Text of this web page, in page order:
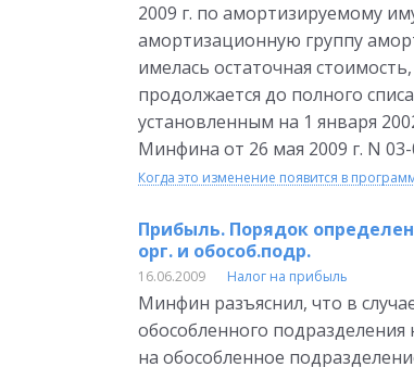
2009 г. по амортизируемому
амортизационную группу
имелась остаточная
продолжается до полного
установленным на 1 января
Минфина от 26 мая 2009 г. N
Когда это изменение появится в
Прибыль. Порядок
орг. и обособ.подр.
16.06.2009 Налог на прибыль
Минфин разъяснил, что в
обособленного подразделения
на обособленное